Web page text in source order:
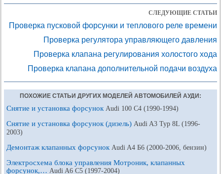
СЛЕДУЮЩИЕ СТАТЬИ
Проверка пусковой форсунки и теплового реле времени
Проверка регулятора управляющего давления
Проверка клапана регулирования холостого хода
Проверка клапана дополнительной подачи воздуха
ПОХОЖИЕ СТАТЬИ ДРУГИХ МОДЕЛЕЙ АВТОМОБИЛЕЙ АУДИ:
Снятие и установка форсунок Audi 100 С4 (1990-1994)
Снятие и установка форсунок (дизель) Audi A3 Typ 8L (1996-
2003)
Демонтаж клапанных форсунок Audi A4 Б6 (2000-2006, бензин)
Электросхема блока управления Мотроник, клапанных
форсунок,… Audi A6 С5 (1997-2004)